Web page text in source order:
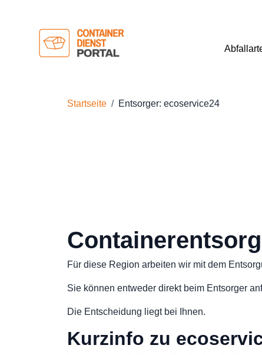
Startseite Entsorger: ecoservice24
Für diese Region arbeiten wir mit dem
Sie können entweder direkt beim Entsorger
Die Entscheidung liegt bei Ihnen.
Kurzinfo zu